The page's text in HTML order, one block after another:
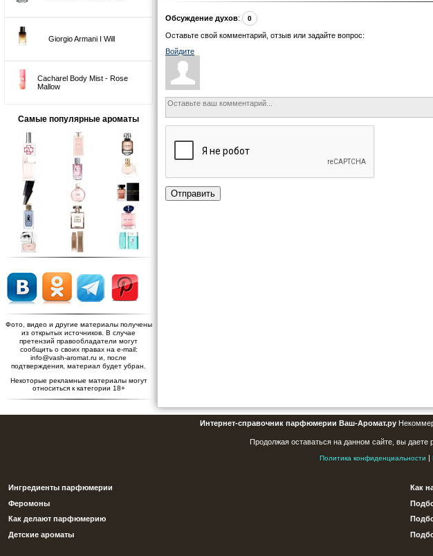
Giorgio Armani I Will
Cacharel Body Mist - Rose
Mallow
Самые популярные ароматы
Фото, видео и другие материалы получены
из открытых источников. В случае
претензий правообладатели могут
сообщить о своих правах на e-mail:
info@vash-aromat.ru и, после
подтверждения, материал будет убран.
Некоторые рекламные материалы могут
относиться к категории 18+
Обсуждение духов: 0
Оставьте свой комментарий, отзыв или задайте вопрос:
Войдите
Отправить
Интернет-справочник парфюмерии Ваш-Аромат.ру
Продолжая оставаться на данном сайте, вы
Политика конфиденциальности |
Ингредиенты парфюмерии
Феромоны
Как делают парфюмерию
Детские ароматы
Как